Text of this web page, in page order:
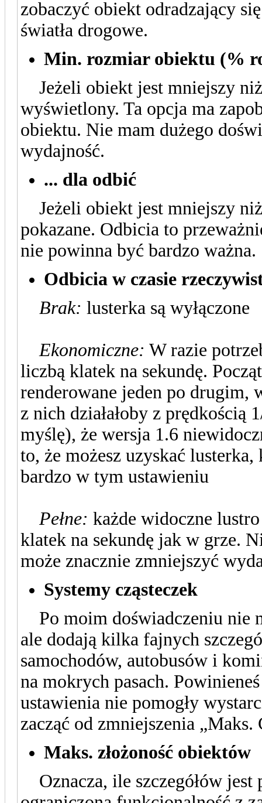
zobaczyć obiekt odradzający
światła drogowe.
Min. rozmiar obiektu (%
Jeżeli obiekt jest mniejszy
wyświetlony. Ta opcja ma
obiektu. Nie mam dużego
wydajność.
... dla odbić
Jeżeli obiekt jest mniejszy
pokazane. Odbicia to
nie powinna być bardzo ważna.
Odbicia w czasie
Brak: lusterka są wyłączone
Ekonomiczne: W razie
liczbą klatek na sekundę.
renderowane jeden po drugim,
z nich działałoby z prędkością
myślę), że wersja 1.6
to, że możesz uzyskać
bardzo w tym ustawieniu
Pełne: każde widoczne
klatek na sekundę jak w grze.
może znacznie zmniejszyć
Systemy cząsteczek
Po moim doświadczeniu nie
ale dodają kilka fajnych
samochodów, autobusów i
na mokrych pasach.
ustawienia nie pomogły
zacząć od zmniejszenia „Maks.
Maks. złożoność obiektów
Oznacza, ile szczegółów jest